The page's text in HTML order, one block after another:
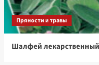
Пряности и травы
Шалфей